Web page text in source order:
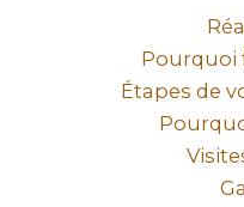
Pourquoi
Étapes de